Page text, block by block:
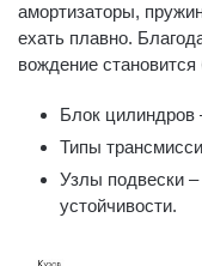
амортизаторы,
ехать плавно.
вождение
Блок цилиндров
Типы
Узлы подвески
устойчивости.